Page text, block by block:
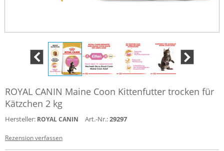
ROYAL CANIN Maine Coon Kittenfutter trocken für
Kätzchen 2 kg
Hersteller: ROYAL CANIN Art.-Nr.:29297
Rezension verfassen